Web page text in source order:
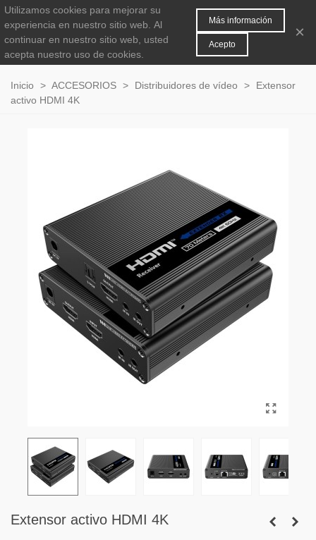
0
Inicio > ACCESORIOS > Distribuidores de vídeo >
Extensor
activo HDMI 4K
Extensor activo HDMI 4K
Utilizamos cookies para mejorar su
experiencia en nuestro sitio web. Al
continuar en nuestro sitio web, usted
acepta nuestro uso de cookies.
Más información
Acepto
×